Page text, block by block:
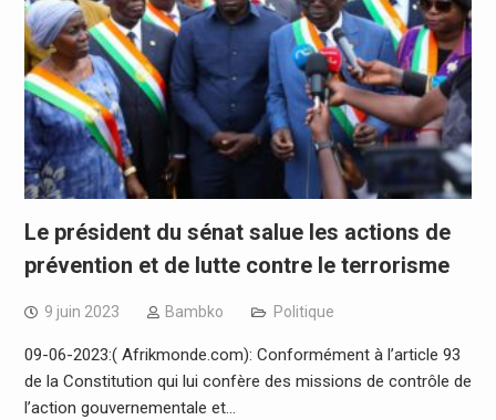
Le président du sénat salue les actions de
prévention et de lutte contre le terrorisme
9 juin 2023 Bambko Politique
09-06-2023:( Afrikmonde.com): Conformément à l’article 93
de la Constitution qui lui confère des missions de contrôle de
l’action gouvernementale et…